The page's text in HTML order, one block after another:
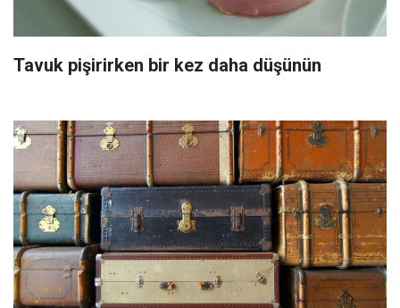
Tavuk pişirirken bir kez daha düşünün